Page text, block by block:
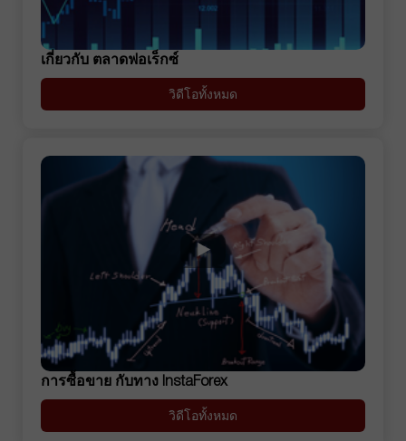
เกี่ยวกับ ตลาดฟอเร็กซ์
วิดีโอทั้งหมด
การซื้อขาย กับทาง InstaForex
วิดีโอทั้งหมด